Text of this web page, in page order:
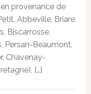
provenance de
Abbeville, Briare,
Biscarrosse,
Persan-Beaumont,
Chavenay-
[…]